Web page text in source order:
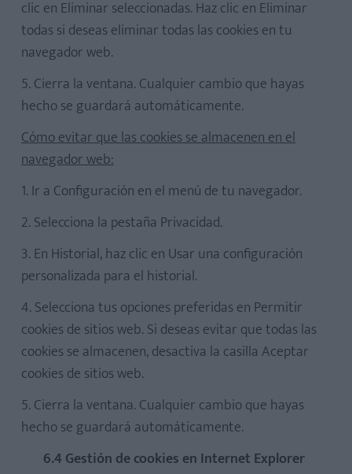
clic en Eliminar seleccionadas. Haz clic en Eliminar
todas si deseas eliminar todas las cookies en tu
navegador web.
5. Cierra la ventana. Cualquier cambio que hayas
hecho se guardará automáticamente.
Cómo evitar que las cookies se almacenen en el
navegador web:
1. Ir a Configuración en el menú de tu navegador.
2. Selecciona la pestaña Privacidad.
3. En Historial, haz clic en Usar una configuración
personalizada para el historial.
4. Selecciona tus opciones preferidas en Permitir
cookies de sitios web. Si deseas evitar que todas las
cookies se almacenen, desactiva la casilla Aceptar
cookies de sitios web.
5. Cierra la ventana. Cualquier cambio que hayas
hecho se guardará automáticamente.
6.4 Gestión de cookies en Internet Explorer